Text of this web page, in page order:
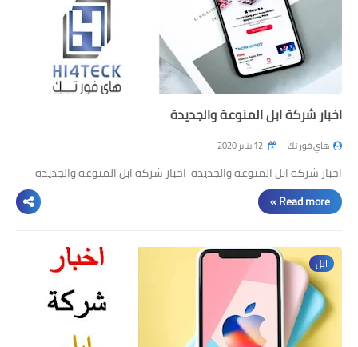
اخبار شركة ابل المنوعة والجديدة
هاي فور تك
اخبار شركة ابل المنوعة والجديدة اخبار شركة ابل المنوعة والجديدة
Read more »
ابل